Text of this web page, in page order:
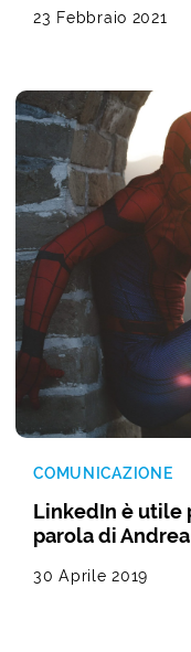
23 Febbraio 2021
COMUNICAZIONE
LinkedIn è utile
parola di
30 Aprile 2019